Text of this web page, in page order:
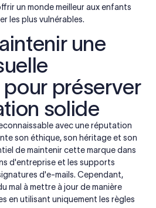
un monde meilleur aux enfants
les plus vulnérables.
une
préserver
solide
avec une réputation
son éthique, son héritage et son
de maintenir cette marque dans
d'entreprise et les supports
d'e-mails. Cependant,
mal à mettre à jour de manière
en utilisant uniquement les règles